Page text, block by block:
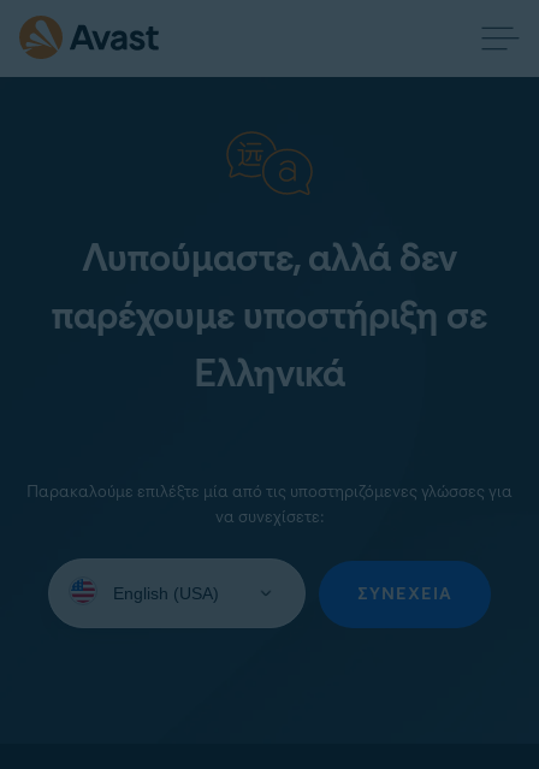
Λυπούμαστε, αλλά δεν
παρέχουμε υποστήριξη σε
Ελληνικά
Παρακαλούμε επιλέξτε μία από τις υποστηριζόμενες γλώσσες για
να συνεχίσετε:
your
ΣΥΝΈΧΕΙΑ